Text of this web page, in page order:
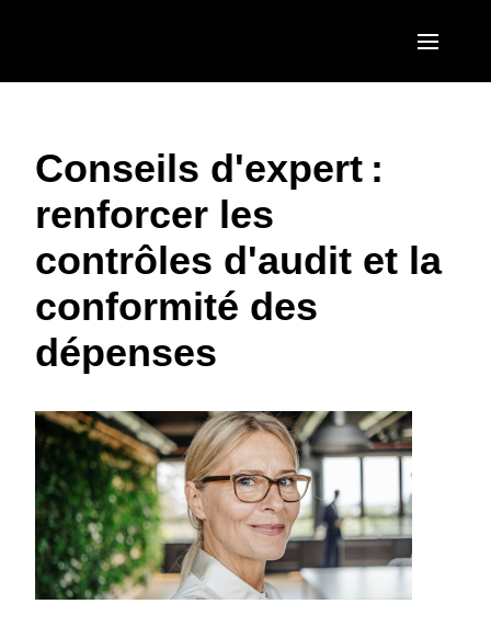
United States (English)
Canada (English)
Canada (Français)
México (Español)
EUROPE
United Kingdom (English)
France (Français)
Deutschland (Deutsch)
Italia (Italiano)
Sweden (English)
Denmark (English)
Finland (English)
Belgium (English)
ASIA PACIFIC
Singapore (English)
Conseils d'expert :
renforcer les
contrôles d'audit et la
conformité des
dépenses